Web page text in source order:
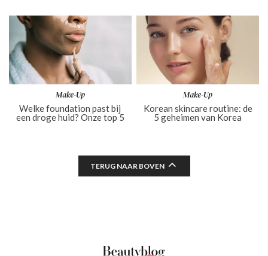
Make-Up
Welke foundation past bij
een droge huid? Onze top 5
Make-Up
Korean skincare routine: de
5 geheimen van Korea
TERUG NAAR BOVEN